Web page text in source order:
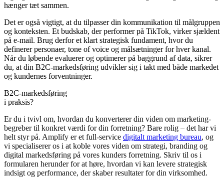
hænger tæt sammen.
Det er også vigtigt, at du tilpasser din kommunikation til målgruppen
og konteksten. Et budskab, der performer på TikTok, virker sjældent
på e-mail. Brug derfor et klart strategisk fundament, hvor du
definerer personaer, tone of voice og målsætninger for hver kanal.
Når du løbende evaluerer og optimerer på baggrund af data, sikrer
du, at din B2C-markedsføring udvikler sig i takt med både markedet
og kundernes forventninger.
B2C-markedsføring
i praksis?
Er du i tvivl om, hvordan du konverterer din viden om marketing-
begreber til konkret værdi for din forretning? Bare rolig – det har vi
helt styr på. Amplify er et full-service digitalt marketing bureau, og
vi specialiserer os i at koble vores viden om strategi, branding og
digital markedsføring på vores kunders forretning. Skriv til os i
formularen herunder for at høre, hvordan vi kan levere strategisk
indsigt og performance, der skaber resultater for din virksomhed.